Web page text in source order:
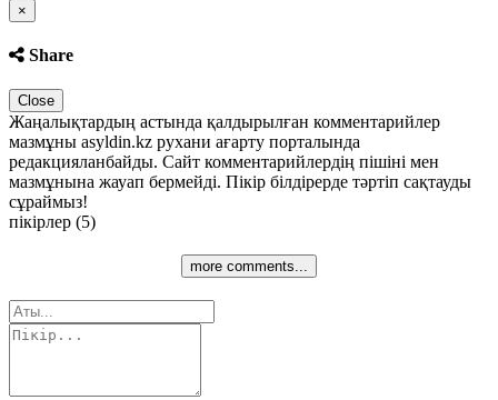
×
Share
Close
Жаңалықтардың астында қалдырылған комментарийлер
мазмұны asyldin.kz рухани ағарту порталында
редакцияланбайды. Сайт комментарийлердің пішіні мен
мазмұнына жауап бермейді. Пікір білдірерде тәртіп сақтауды
сұраймыз!
пікірлер (5)
more comments...